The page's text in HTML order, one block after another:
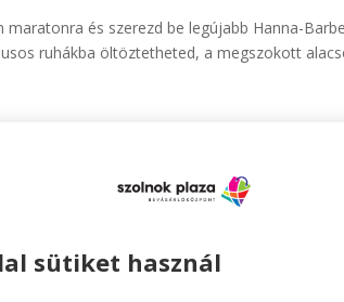
és szerezd be legújabb Hanna-
ruhákba öltöztetheted, a megszokott
sütiket használ